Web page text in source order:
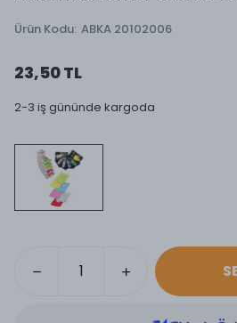
Ürün Kodu: ABKA 20102006
23,50 TL
2-3 iş gününde kargoda